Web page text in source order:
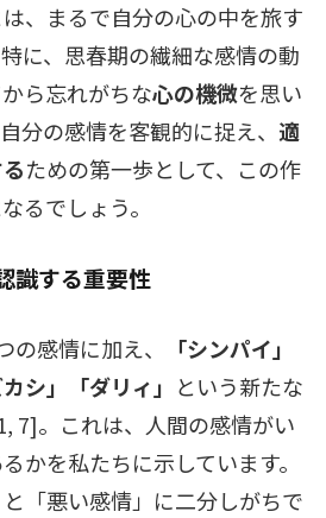
、まるで自分の心の中を旅す
に、思春期の繊細な感情の動
ら忘れがちな心の機微を思い
分の感情を客観的に捉え、 適
ための第一歩として、この作
るでしょう。
識する重要性
感情に加え、
「シンパイ」
シ」「ダリィ」 という新たな
7]。これは、人間の感情がい
かを私たちに示しています。
「悪い感情」に二分しがちで